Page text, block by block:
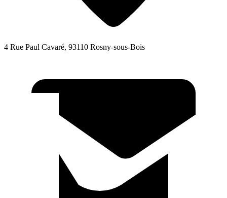
4 Rue Paul Cavaré, 93110 Rosny-sous-Bois